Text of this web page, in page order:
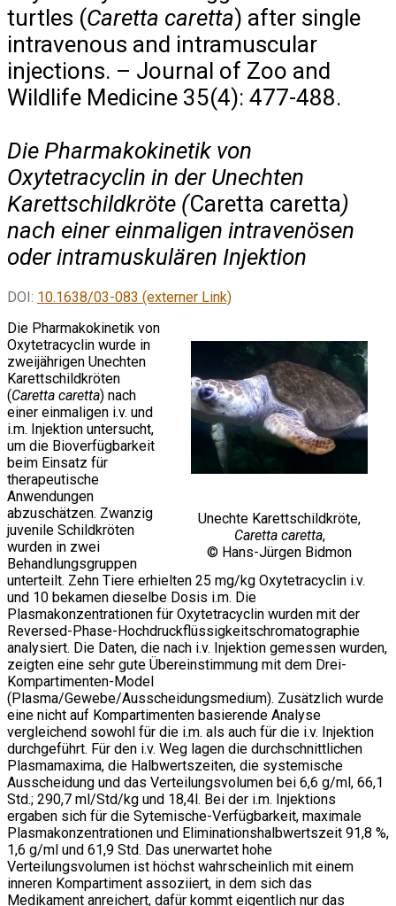
turtles (Caretta caretta) after single
intravenous and intramuscular
injections. – Journal of Zoo and
Wildlife Medicine 35(4): 477-488.
Die Pharmakokinetik von
Oxytetracyclin in der Unechten
Karettschildkröte (Caretta caretta)
nach einer einmaligen intravenösen
oder intramuskulären Injektion
DOI: 10.1638/03-083 (externer Link)
Unechte Karettschildkröte,
Caretta caretta,
© Hans-Jürgen Bidmon
Die Pharmakokinetik von
Oxytetracyclin wurde in
zweijährigen Unechten
Karettschildkröten
(Caretta caretta) nach
einer einmaligen i.v. und
i.m. Injektion untersucht,
um die Bioverfügbarkeit
beim Einsatz für
therapeutische
Anwendungen
abzuschätzen. Zwanzig
juvenile Schildkröten
wurden in zwei
Behandlungsgruppen
unterteilt. Zehn Tiere erhielten 25 mg/kg Oxytetracyclin i.v.
und 10 bekamen dieselbe Dosis i.m. Die
Plasmakonzentrationen für Oxytetracyclin wurden mit der
Reversed-Phase-Hochdruckflüssigkeitschromatographie
analysiert. Die Daten, die nach i.v. Injektion gemessen wurden,
zeigten eine sehr gute Übereinstimmung mit dem Drei-
Kompartimenten-Model
(Plasma/Gewebe/Ausscheidungsmedium). Zusätzlich wurde
eine nicht auf Kompartimenten basierende Analyse
vergleichend sowohl für die i.m. als auch für die i.v. Injektion
durchgeführt. Für den i.v. Weg lagen die durchschnittlichen
Plasmamaxima, die Halbwertszeiten, die systemische
Ausscheidung und das Verteilungsvolumen bei 6,6 g/ml, 66,1
Std.; 290,7 ml/Std/kg und 18,4l. Bei der i.m. Injektions
ergaben sich für die Sytemische-Verfügbarkeit, maximale
Plasmakonzentrationen und Eliminationshalbwertszeit 91,8 %,
1,6 g/ml und 61,9 Std. Das unerwartet hohe
Verteilungsvolumen ist höchst wahrscheinlich mit einem
inneren Kompartiment assoziiert, in dem sich das
Medikament anreichert, dafür kommt eigentlich nur das